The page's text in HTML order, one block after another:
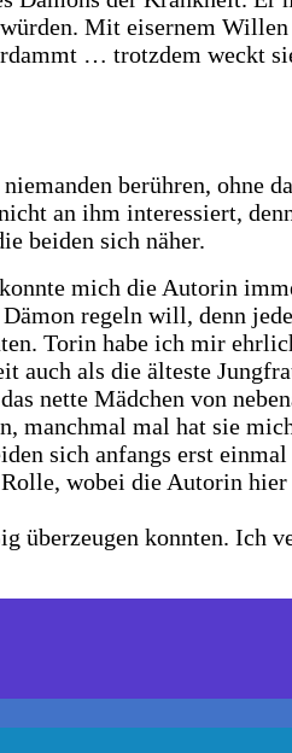
Mit eisernem
… trotzdem weckt
berühren, ohne
an ihm interessiert,
beiden sich näher.
mich die Autorin
regeln will, denn
Torin habe ich mir
auch als die älteste
nette Mädchen von
manchmal mal hat sie
sich anfangs erst einmal
wobei die Autorin hier
überzeugen konnten. Ich